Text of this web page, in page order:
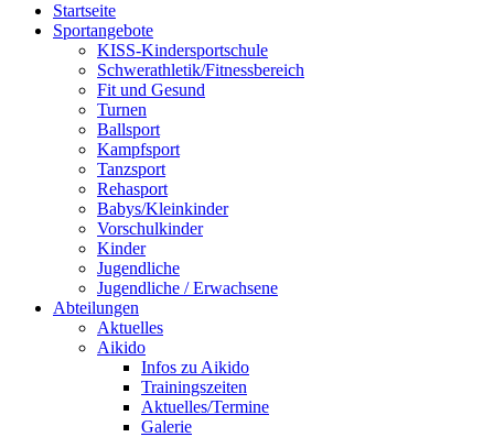
Startseite
Sportangebote
KISS-Kindersportschule
Schwerathletik/Fitnessbereich
Fit und Gesund
Turnen
Ballsport
Kampfsport
Tanzsport
Rehasport
Babys/Kleinkinder
Vorschulkinder
Kinder
Jugendliche
Jugendliche / Erwachsene
Abteilungen
Aktuelles
Aikido
Infos zu Aikido
Trainingszeiten
Aktuelles/Termine
Galerie